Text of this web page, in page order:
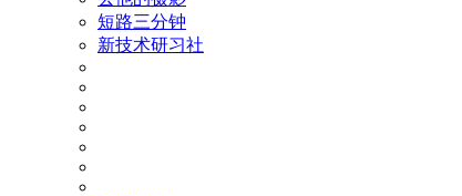
短路三分钟
新技术研习社